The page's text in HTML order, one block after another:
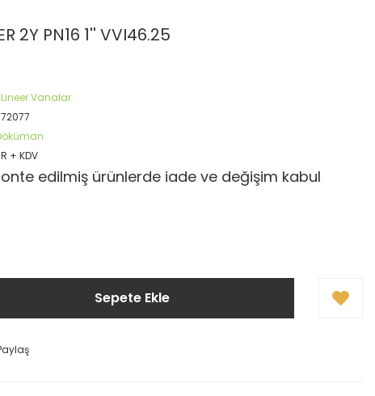
2Y PN16 1'' VVI46.25
Lineer Vanalar
+ KDV
edilmiş ürünlerde iade ve değişim kabul
Sepete Ekle